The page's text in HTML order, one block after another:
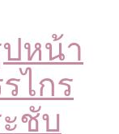
หน้า
ไกร
ชับ